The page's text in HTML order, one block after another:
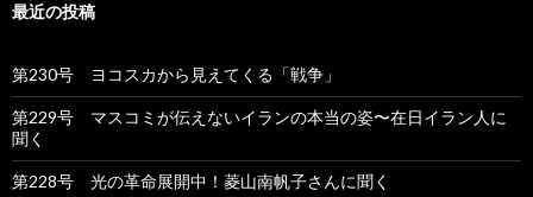
最近の投稿
第230号 ヨコスカから見えてくる「戦争」
第229号 マスコミが伝えないイランの本当の姿〜在日イラン人に
聞く
第228号 光の革命展開中！菱山南帆子さんに聞く